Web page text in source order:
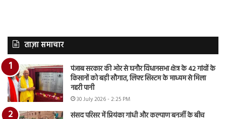
ताज़ा समाचार
पंजाब सरकार की ओर से घनौर विधानसभा क्षेत्र के 42 गांवों के
किसानों को बड़ी सौगात, लिफ्ट सिस्टम के माध्यम से मिला
नहरी पानी
30 July 2026 - 2:25 PM
संसद परिसर में प्रियंका गांधी और कल्याण बनर्जी के बीच